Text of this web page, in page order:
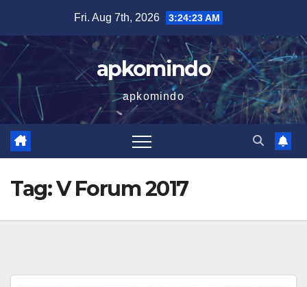
content
Fri. Aug 7th, 2026 3:24:23 AM
apkomindo
apkomindo
Tag:V Forum 2017